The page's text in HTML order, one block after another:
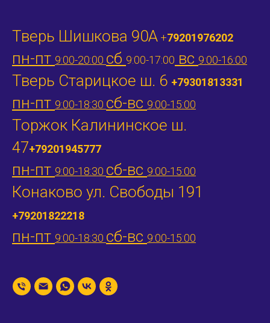
Тверь Шишкова 90А +79201976202
пн-пт 9:00-20:00 сб 9:00-17:00 вс 9:00-16:00
Тверь Старицкое ш. 6 +79301813331
пн-пт 9:00-18:30 сб-вс 9:00-15:00
Торжок Калининское ш.
47+79201945777
пн-пт 9:00-18:30 сб-вс 9:00-15:00
Конаково ул. Свободы 191
+79201822218
пн-пт 9:00-18:30 сб-вс 9:00-15:00